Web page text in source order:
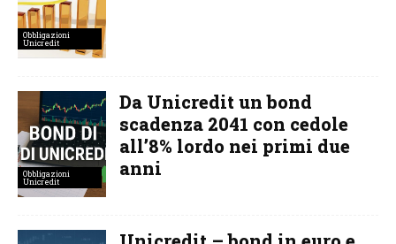
Obbligazioni
Unicredit
Obbligazioni
Unicredit
Da Unicredit un bond
scadenza 2041 con cedole
all’8% lordo nei primi due
anni